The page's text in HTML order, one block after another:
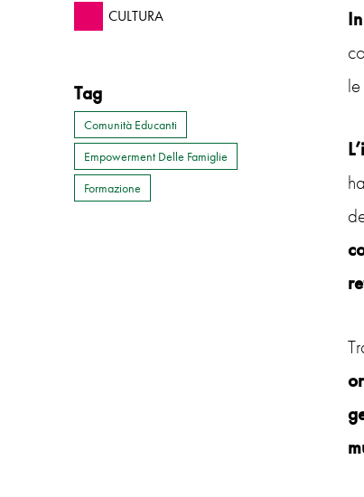
CULTURA
Tag
Comunità Educanti
Empowerment Delle Famiglie
Formazione